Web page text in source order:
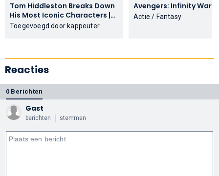
Tom Hiddleston Breaks Down
His Most Iconic Characters |
GQ
Toegevoegd door kappeuter
Actie / Fantasy
Reacties
0 Berichten
Gast
berichten stemmen